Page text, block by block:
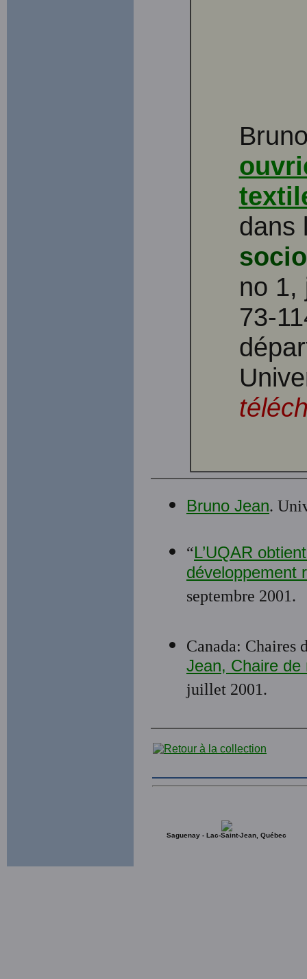
dans
no 1,
73-
Bruno Jean.
“L’UQAR
développement
septembre 2001.
Canada: Chaires
Jean, Chaire
juillet 2001.
Saguenay - Lac-Saint-Jean, Québec